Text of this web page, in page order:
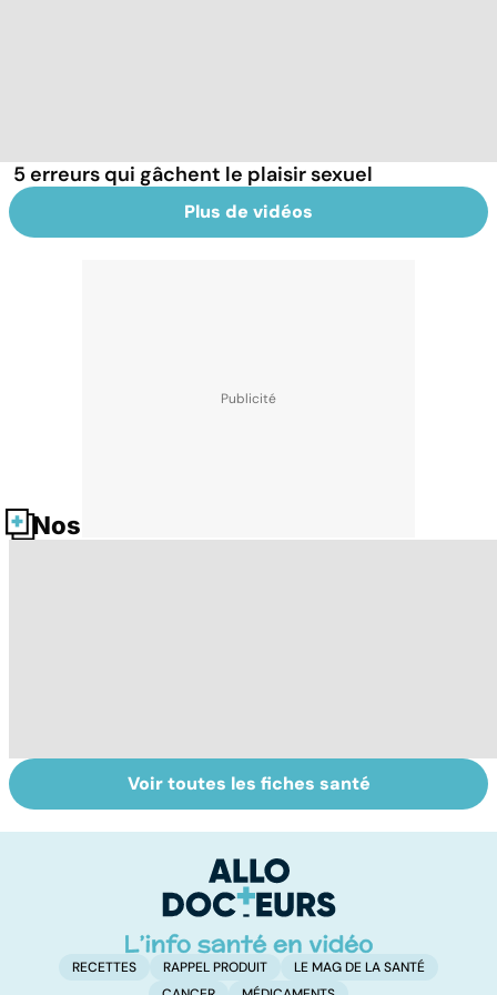
5 erreurs qui gâchent le plaisir sexuel
Plus de vidéos
Nos fiches santé
Femmes :
comment
Violences
sexuelles :
remettre ?
Voir toutes les fiches santé
RECETTES RAPPEL PRODUIT
LE MAG DE LA SANTÉ